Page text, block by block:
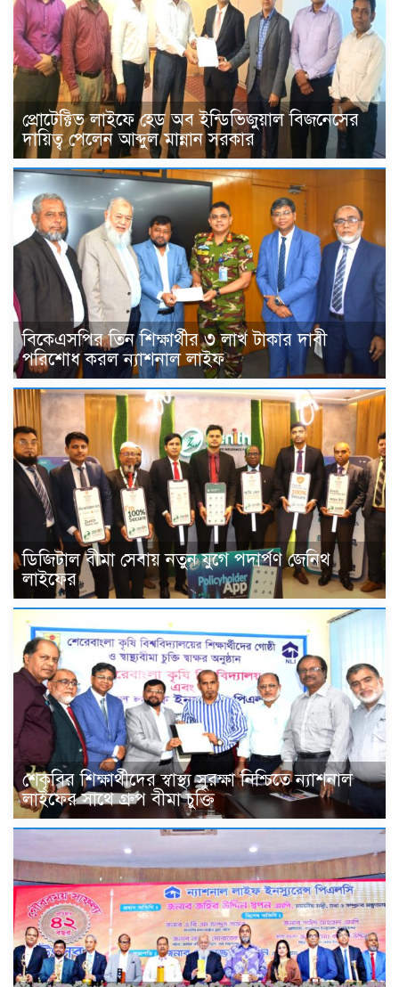
প্রোটেক্টিভ লাইফে হেড অব ইন্ডিভিজুয়াল বিজনেসের
দায়িত্ব পেলেন আব্দুল মান্নান সরকার
বিকেএসপির তিন শিক্ষার্থীর ৩ লাখ টাকার দাবী
পরিশোধ করল ন্যাশনাল লাইফ
ডিজিটাল বীমা সেবায় নতুন যুগে পদার্পণ জেনিথ
লাইফের
শেকৃবির শিক্ষার্থীদের স্বাস্থ্য সুরক্ষা নিশ্চিতে ন্যাশনাল
লাইফের সাথে গ্রুপ বীমা চুক্তি